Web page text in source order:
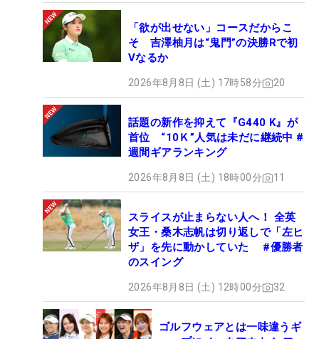
「欲が出せない」コースだからこ
そ 吉澤柚月は“鬼門”の決勝Rで初
Vなるか
2026年8月8日 (土) 17時58分 20
話題の新作を抑えて『G440 K』が
首位 “10Ｋ”人気は未だに継続中 #
週間ギアランキング
2026年8月8日 (土) 18時00分 11
スライスが止まらない人へ！ 全英
女王・桑木志帆は切り返しで「左ヒ
ザ」を先に動かしていた #優勝者
のスイング
2026年8月8日 (土) 12時00分 32
ゴルフウェアとは一味違うギ